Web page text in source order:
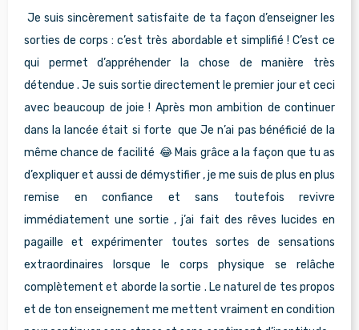
Je suis sincèrement satisfaite de ta façon d’enseigner les
sorties de corps : c’est très abordable et simplifié ! C’est ce
qui permet d’appréhender la chose de manière très
détendue . Je suis sortie directement le premier jour et ceci
avec beaucoup de joie ! Après mon ambition de continuer
dans la lancée était si forte que Je n’ai pas bénéficié de la
même chance de facilité 😂 Mais grâce a la façon que tu as
d’expliquer et aussi de démystifier , je me suis de plus en plus
remise en confiance et sans toutefois revivre
immédiatement une sortie , j’ai fait des rêves lucides en
pagaille et expérimenter toutes sortes de sensations
extraordinaires lorsque le corps physique se relâche
complètement et aborde la sortie . Le naturel de tes propos
et de ton enseignement me mettent vraiment en condition